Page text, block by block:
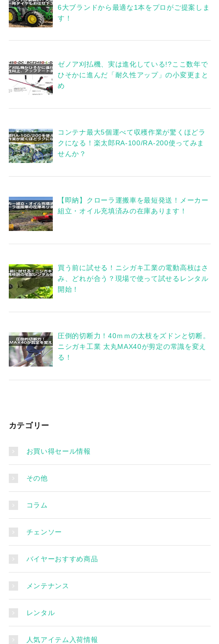
6大ブランドから最適な1本をプロがご提案しま
す！
ゼノア刈払機、実は進化している!?ここ数年で
ひそかに進んだ「耐久性アップ」の小変更まと
め
コンテナ最大5個運べて収穫作業が驚くほどラ
クになる！楽太郎RA-100/RA-200使ってみま
せんか？
【即納】クローラ運搬車を最短発送！メーカー
組立・オイル充填済みの在庫あります！
買う前に試せる！ニシガキ工業の電動高枝はさ
み、どれが合う？現場で使って試せるレンタル
開始！
圧倒的切断力！40ｍｍの太枝をズドンと切断。
ニシガキ工業 太丸MAX40が剪定の常識を変え
る！
カテゴリー
お買い得セール情報
その他
コラム
チェンソー
バイヤーおすすめ商品
メンテナンス
レンタル
人気アイテム入荷情報